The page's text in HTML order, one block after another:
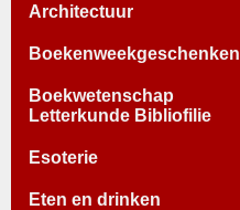
Architectuur
Boekenweekgeschenken
Boekwetenschap
Letterkunde Bibliofilie
Esoterie
Eten en drinken